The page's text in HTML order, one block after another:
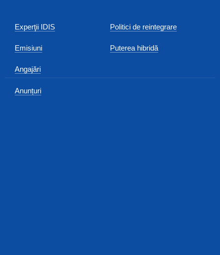
Experţii IDIS
Emisiuni
Angajări
Anunțuri
Politici de reintegrare
Puterea hibridă